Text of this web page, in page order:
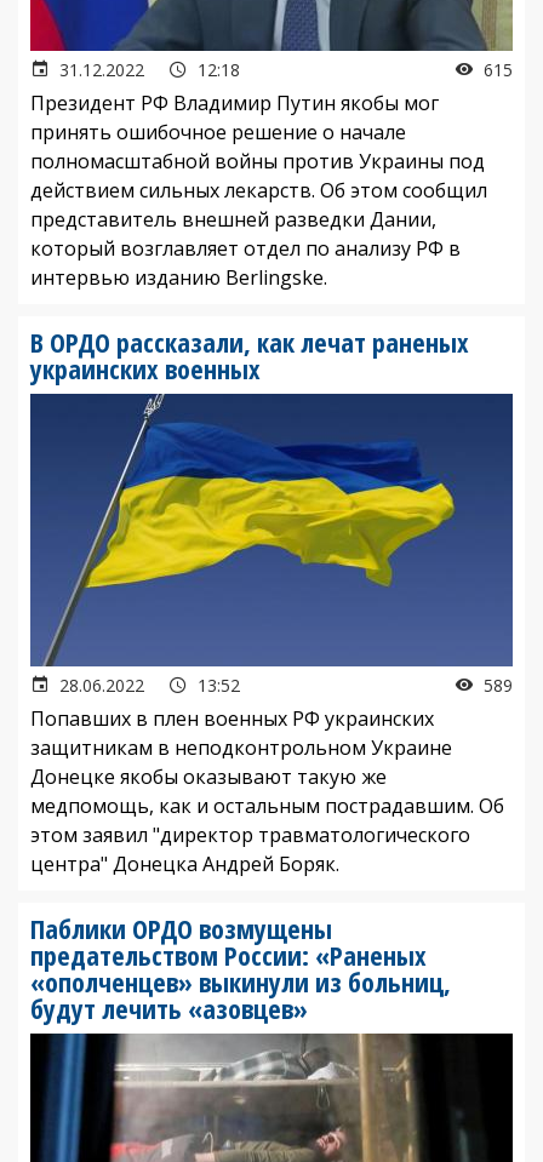
31.12.2022 12:18 615
Президент РФ Владимир Путин якобы мог
принять ошибочное решение о начале
полномасштабной войны против Украины под
действием сильных лекарств. Об этом сообщил
представитель внешней разведки Дании,
который возглавляет отдел по анализу РФ в
интервью изданию Berlingske.
В ОРДО рассказали, как лечат раненых
украинских военных
28.06.2022 13:52 589
Попавших в плен военных РФ украинских
защитникам в неподконтрольном Украине
Донецке якобы оказывают такую же
медпомощь, как и остальным пострадавшим. Об
этом заявил "директор травматологического
центра" Донецка Андрей Боряк.
Паблики ОРДО возмущены
предательством России: «Раненых
«ополченцев» выкинули из больниц,
будут лечить «азовцев»